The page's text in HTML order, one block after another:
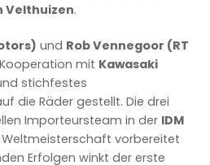
Velthuizen.
und Rob Vennegoor (RT
mit Kawasaki
stichfestes
die Räder gestellt. Die drei
Importeursteam in der IDM
vorbereitet
Erfolgen winkt der erste